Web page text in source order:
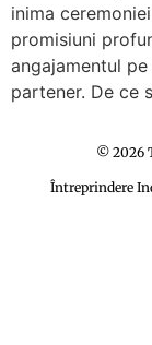
inima
promisiuni
angajamentul
partener. De ce
© 2026
Întreprindere